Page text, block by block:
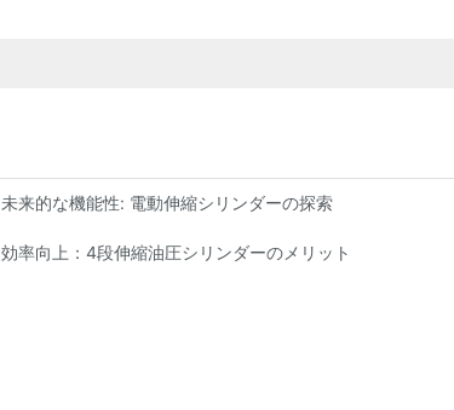
未来的な機能性: 電動伸縮シリンダーの探索
効率向上：4段伸縮油圧シリンダーのメリット